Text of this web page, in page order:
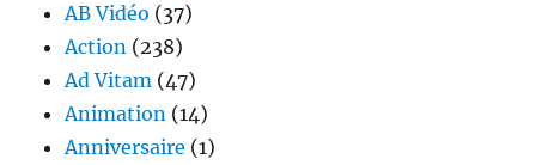
AB Vidéo (37)
Action (238)
Ad Vitam (47)
Animation (14)
Anniversaire (1)